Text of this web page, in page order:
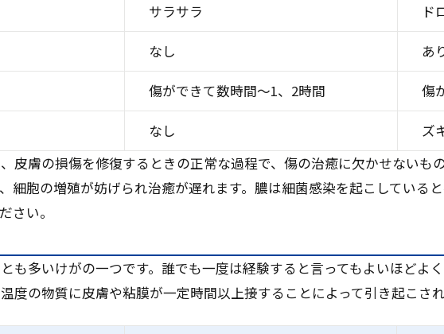
サラサラ ド
なし あ
傷ができて数時間～1、2時間 傷
なし
ズ
皮膚の損傷を修復するときの正常な過程で、傷の治癒に欠かせないも
細胞の増殖が妨げられ治癒が遅れます。膿は細菌感染を起こしている
さい。
も多いけがの一つです。誰でも一度は経験すると言ってもよいほどよ
度の物質に皮膚や粘膜が一定時間以上接することによって引き起こさ